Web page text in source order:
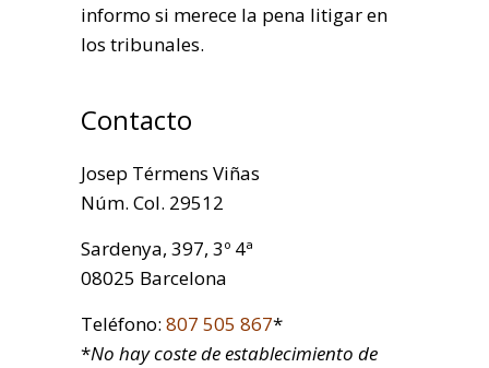
informo si merece la pena litigar en
los tribunales.
Contacto
Josep Térmens Viñas
Núm. Col. 29512
Sardenya, 397, 3º 4ª
08025 Barcelona
Teléfono: 807 505 867*
*No hay coste de establecimiento de